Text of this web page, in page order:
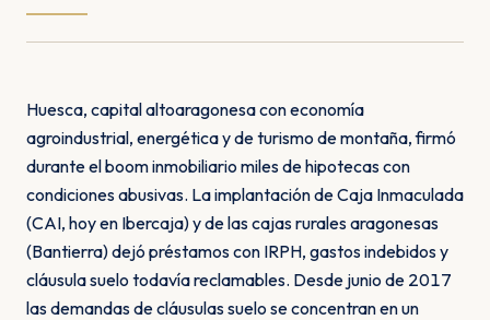
Huesca, capital altoaragonesa con economía
agroindustrial, energética y de turismo de montaña, firmó
durante el boom inmobiliario miles de hipotecas con
condiciones abusivas. La implantación de Caja Inmaculada
(CAI, hoy en Ibercaja) y de las cajas rurales aragonesas
(Bantierra) dejó préstamos con IRPH, gastos indebidos y
cláusula suelo todavía reclamables. Desde junio de 2017
las demandas de cláusulas suelo se concentran en un